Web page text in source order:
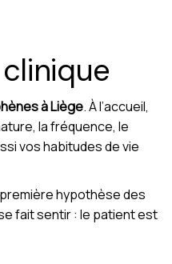
à Liège. À l’accueil,
la fréquence, le
vos habitudes de vie
hypothèse des
fait sentir : le patient est